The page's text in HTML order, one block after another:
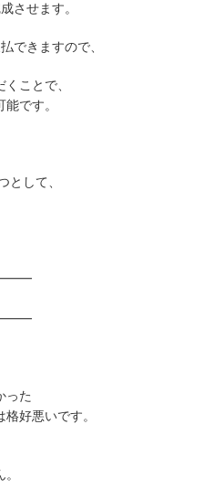
させます。
できますので、
ことで、
です。
として、
った
好悪いです。